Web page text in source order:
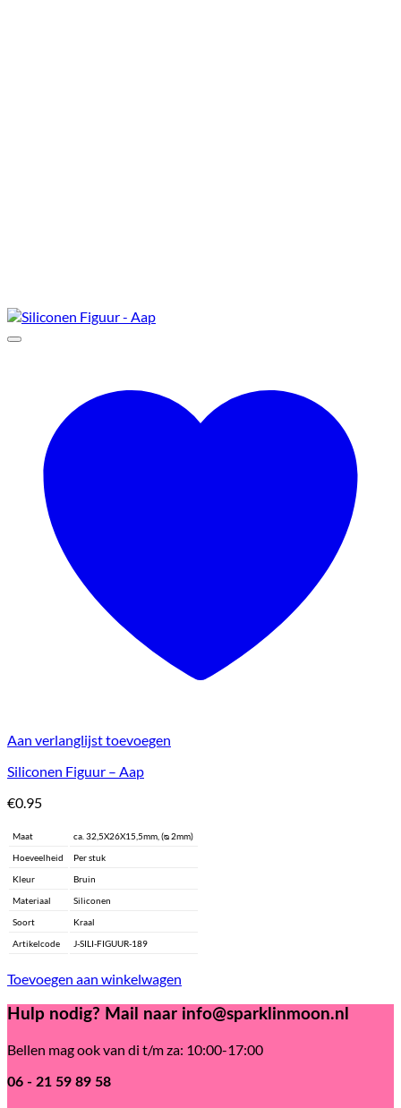
Aan verlanglijst toevoegen
Siliconen Figuur – Aap
€0.95
Maat
ca. 32,5X26X15,5mm, (ᴓ 2mm)
Hoeveelheid
Per stuk
Kleur
Bruin
Materiaal
Siliconen
Soort
Kraal
Artikelcode
J-SILI-FIGUUR-189
Toevoegen aan winkelwagen
Hulp nodig? Mail naar info@sparklinmoon.nl
Bellen mag ook van di t/m za: 10:00-17:00
06 - 21 59 89 58